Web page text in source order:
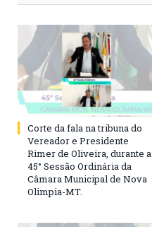
Corte da fala na tribuna do
Vereador e Presidente
Rimer de Oliveira, durante a
45° Sessão Ordinária da
Câmara Municipal de Nova
Olimpia-MT.